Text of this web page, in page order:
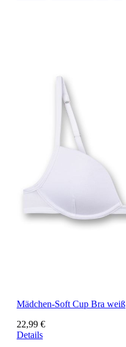
Mädchen-Soft Cup Bra weiß
22,99 €
Details